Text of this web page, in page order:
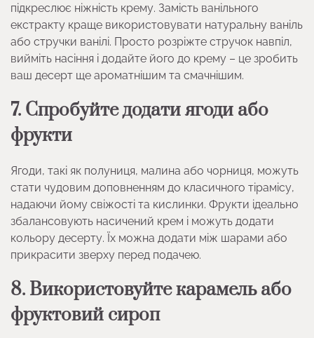
підкреслює ніжність крему. Замість ванільного
екстракту краще використовувати натуральну ваніль
або стручки ванілі. Просто розріжте стручок навпіл,
вийміть насіння і додайте його до крему – це зробить
ваш десерт ще ароматнішим та смачнішим.
7. Спробуйте додати ягоди або
фрукти
Ягоди, такі як полуниця, малина або чорниця, можуть
стати чудовим доповненням до класичного тірамісу,
надаючи йому свіжості та кислинки. Фрукти ідеально
збалансовують насичений крем і можуть додати
кольору десерту. Їх можна додати між шарами або
прикрасити зверху перед подачею.
8. Використовуйте карамель або
фруктовий сироп